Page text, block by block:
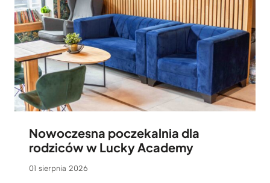
Nowoczesna poczekalnia dla
rodziców w Lucky Academy
01 sierpnia 2026